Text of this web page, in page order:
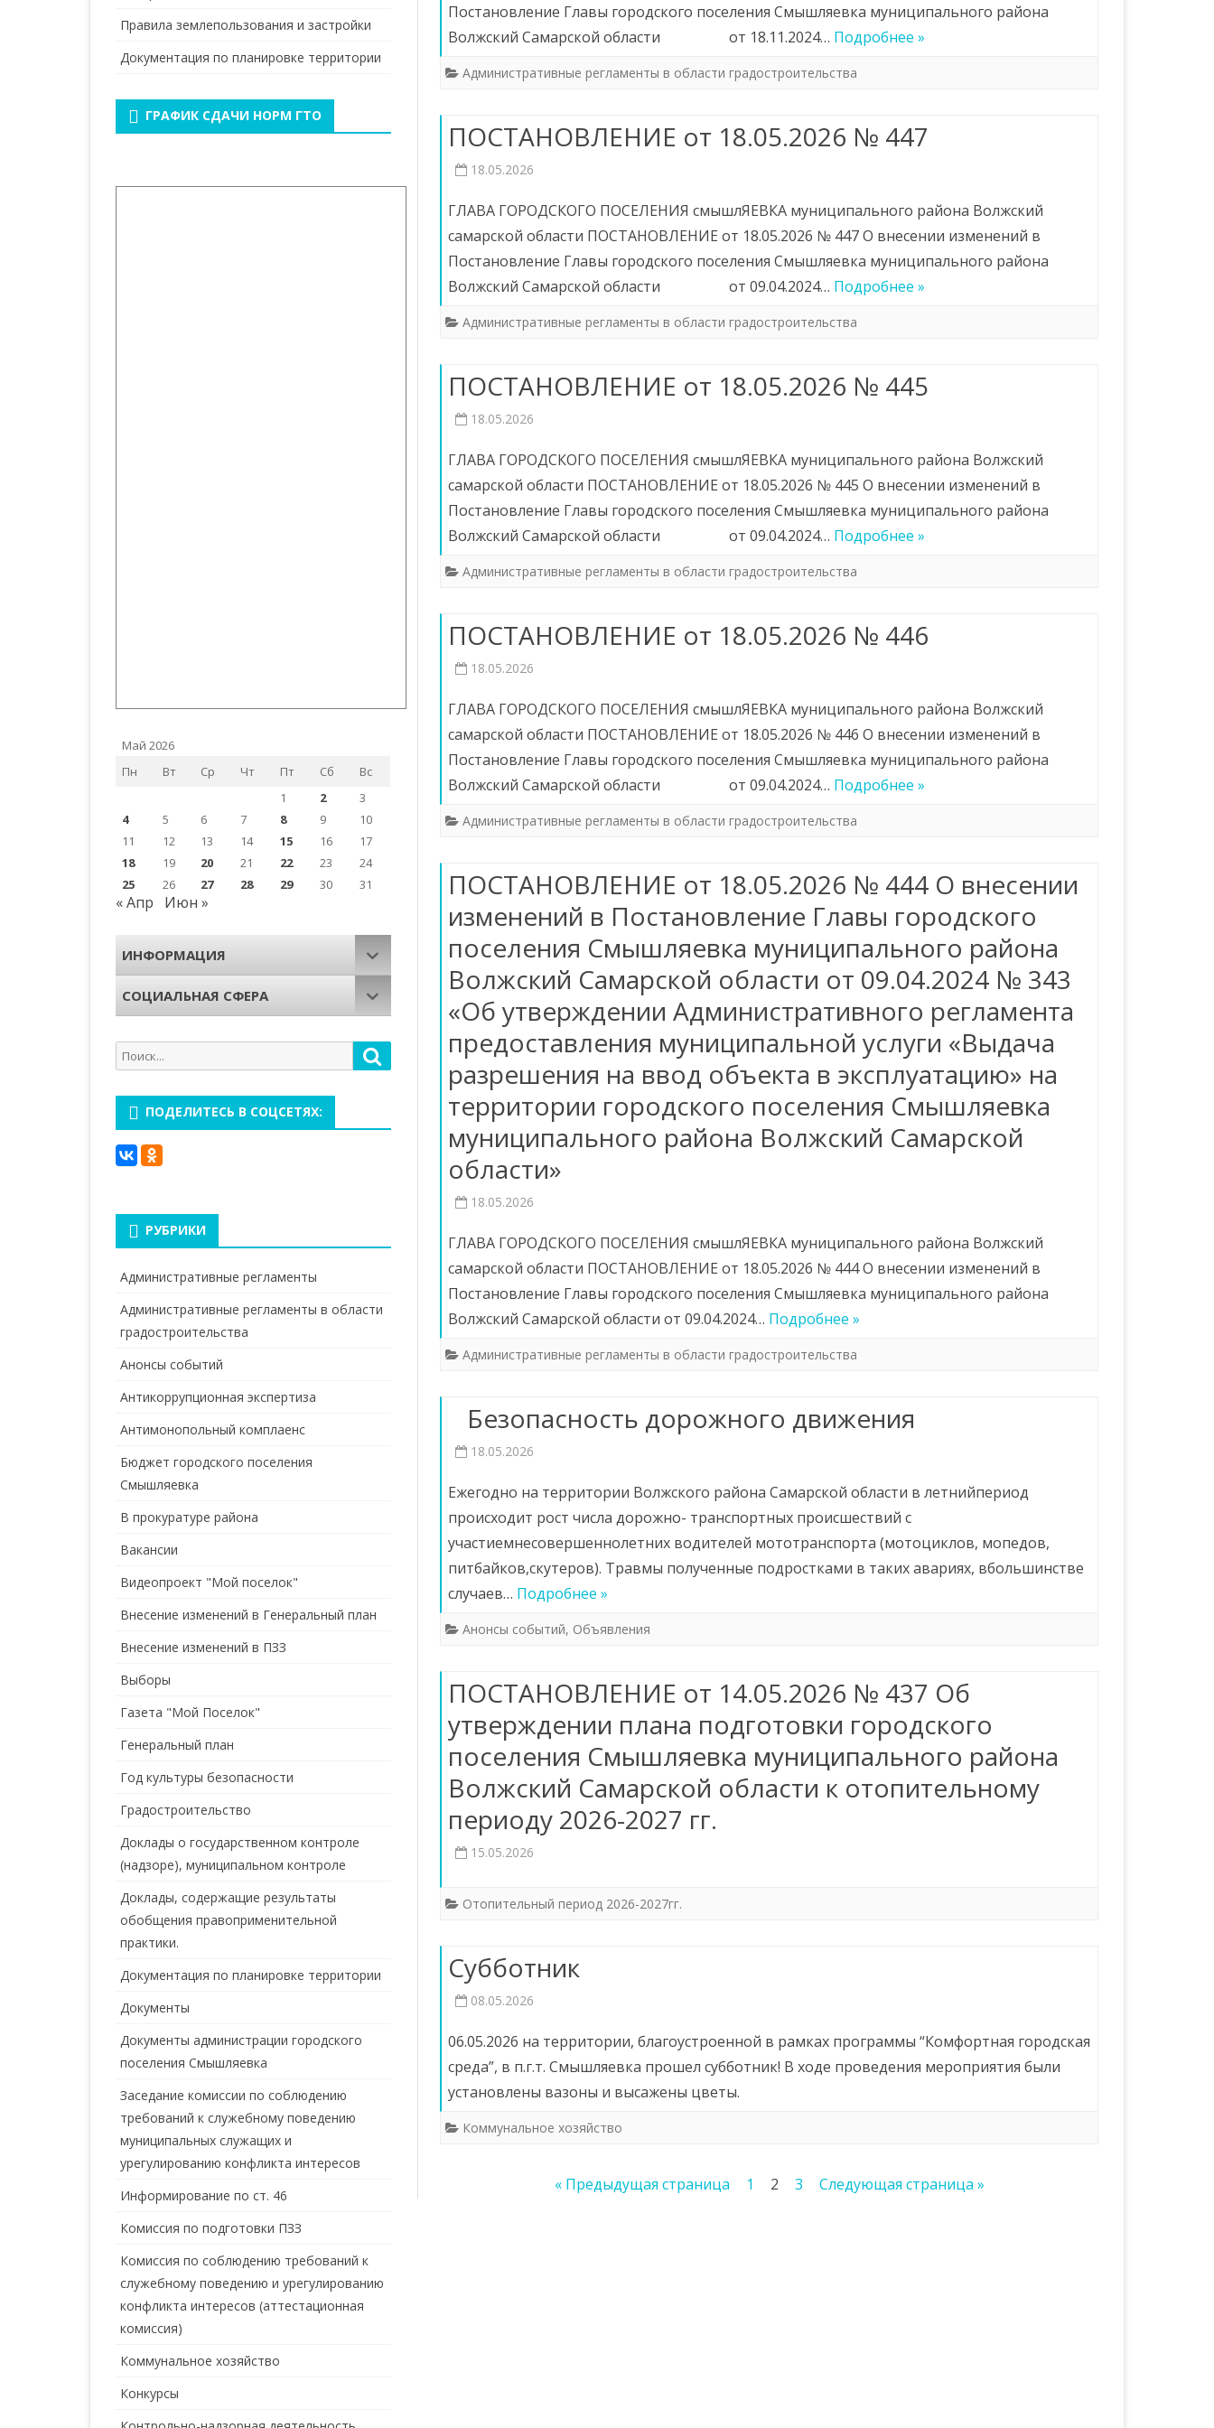
ИНФОРМИРОВАНИЕ ПО СТ. 46
ОБЯЗАТЕЛЬНЫЕ ТРЕБОВАНИЯ
ОБЯЗАТЕЛЬНЫХ ТРЕБОВАНИЙ
ДОКЛАДЫ О
КОНТРОЛЕ (НАДЗОРЕ),
МУНИЦИПАЛЬНОМ
АНТИКОРРУПЦИОННАЯ
ПОВЕДЕНИЮ И
КОНФЛИКТА ИНТЕРЕСОВ
КОМИССИЯ)
К СЛУЖЕБНОМУ ПОВЕДЕНИЮ
КОНФЛИКТА ИНТЕРЕСОВ
МЕТОДИЧЕСКИЕ МАТЕРИАЛЫ
ОБРАТНАЯ СВЯЗЬ ДЛЯ
СВЕДЕНИЯ О ДОХОДАХ,
РАСХОДАХ, ОБ ИМУЩЕСТВЕ И
ОБЯЗАТЕЛЬСТВАХ
ХАРАКТЕРА
СВЯЗАННЫХ С
ПРОТИВОДЕЙСТВИЕМ
Постановление Главы городского поселения Смышляевка муниципального района
Волжский Самарской области от 18.11.2024… Подробнее »
Административные регламенты в области градостроительства
ПОСТАНОВЛЕНИЕ от 18.05.2026 № 447
18.05.2026
ГЛАВА ГОРОДСКОГО ПОСЕЛЕНИЯ смышлЯЕВКА муниципального района Волжский
самарской области ПОСТАНОВЛЕНИЕ от 18.05.2026 № 447 О внесении изменений в
Постановление Главы городского поселения Смышляевка муниципального района
Волжский Самарской области от 09.04.2024… Подробнее »
Административные регламенты в области градостроительства
ПОСТАНОВЛЕНИЕ от 18.05.2026 № 445
18.05.2026
ГЛАВА ГОРОДСКОГО ПОСЕЛЕНИЯ смышлЯЕВКА муниципального района Волжский
самарской области ПОСТАНОВЛЕНИЕ от 18.05.2026 № 445 О внесении изменений в
Постановление Главы городского поселения Смышляевка муниципального района
Волжский Самарской области от 09.04.2024… Подробнее »
Административные регламенты в области градостроительства
ПОСТАНОВЛЕНИЕ от 18.05.2026 № 446
18.05.2026
ГЛАВА ГОРОДСКОГО ПОСЕЛЕНИЯ смышлЯЕВКА муниципального района Волжский
самарской области ПОСТАНОВЛЕНИЕ от 18.05.2026 № 446 О внесении изменений в
Постановление Главы городского поселения Смышляевка муниципального района
Волжский Самарской области от 09.04.2024… Подробнее »
Административные регламенты в области градостроительства
ПОСТАНОВЛЕНИЕ от 18.05.2026 № 444 О внесении
изменений в Постановление Главы городского
поселения Смышляевка муниципального района
Волжский Самарской области от 09.04.2024 № 343
«Об утверждении Административного регламента
предоставления муниципальной услуги «Выдача
разрешения на ввод объекта в эксплуатацию» на
территории городского поселения Смышляевка
муниципального района Волжский Самарской
области»
18.05.2026
ГЛАВА ГОРОДСКОГО ПОСЕЛЕНИЯ смышлЯЕВКА муниципального района Волжский
самарской области ПОСТАНОВЛЕНИЕ от 18.05.2026 № 444 О внесении изменений в
Постановление Главы городского поселения Смышляевка муниципального района
Волжский Самарской области от 09.04.2024… Подробнее »
Административные регламенты в области градостроительства
Безопасность дорожного движения
18.05.2026
Ежегодно на территории Волжского района Самарской области в летнийпериод
происходит рост числа дорожно- транспортных происшествий с
участиемнесовершеннолетних водителей мототранспорта (мотоциклов, мопедов,
питбайков,скутеров). Травмы полученные подростками в таких авариях, вбольшинстве
случаев… Подробнее »
Анонсы событий, Объявления
ПОСТАНОВЛЕНИЕ от 14.05.2026 № 437 Об
утверждении плана подготовки городского
поселения Смышляевка муниципального района
Волжский Самарской области к отопительному
периоду 2026-2027 гг.
15.05.2026
Отопительный период 2026-2027гг.
Субботник
08.05.2026
06.05.2026 на территории, благоустроенной в рамках программы “Комфортная городская
среда”, в п.г.т. Смышляевка прошел субботник! В ходе проведения мероприятия были
установлены вазоны и высажены цветы.
Коммунальное хозяйство
« Предыдущая страница 1 2 3 Следующая страница »
Правила землепользования и застройки
Документация по планировке территории
ГРАФИК СДАЧИ НОРМ ГТО
Май 2026
Пн
Вт Ср Чт Пт Сб
Вс
1
2
3
4
5 6 7 8 9
10
11
12 13 14 15 16
17
18
19 20 21 22 23
24
25
26 27 28 29 30 31
« Апр Июн »
ИНФОРМАЦИЯ
СОЦИАЛЬНАЯ СФЕРА
Поиск
для:
ПОДЕЛИТЕСЬ В СОЦСЕТЯХ:
РУБРИКИ
Административные регламенты
Административные регламенты в области
градостроительства
Анонсы событий
Антикоррупционная экспертиза
Антимонопольный комплаенс
Бюджет городского поселения
Смышляевка
В прокуратуре района
Вакансии
Видеопроект "Мой поселок"
Внесение изменений в Генеральный план
Внесение изменений в ПЗЗ
Выборы
Газета "Мой Поселок"
Генеральный план
Год культуры безопасности
Градостроительство
Доклады о государственном контроле
(надзоре), муниципальном контроле
Доклады, содержащие результаты
обобщения правоприменительной
практики.
Документация по планировке территории
Документы
Документы администрации городского
поселения Смышляевка
Заседание комиссии по соблюдению
требований к служебному поведению
муниципальных служащих и
урегулированию конфликта интересов
Информирование по ст. 46
Комиссия по подготовки ПЗЗ
Комиссия по соблюдению требований к
служебному поведению и урегулированию
конфликта интересов (аттестационная
комиссия)
Коммунальное хозяйство
Конкурсы